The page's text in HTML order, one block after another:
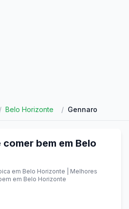
/ Belo Horizonte / Gennaro
comer bem em Belo
em Belo Horizonte | Melhores
em Belo Horizonte